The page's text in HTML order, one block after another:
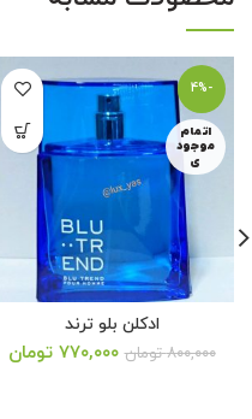
-4%
اتمام
موجود
ی
ادکلن بلو ترند
۸۰۰,۰۰۰ تومان قیمت
۷۷۰,۰۰۰ تومان